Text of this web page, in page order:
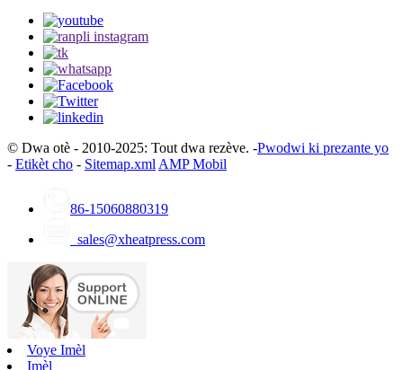
© Dwa otè - 2010-2025: Tout dwa rezève. -Pwodwi ki prezante yo
- Etikèt cho - Sitemap.xmlAMP Mobil
86-15060880319
sales@xheatpress.com
Voye Imèl
Imèl